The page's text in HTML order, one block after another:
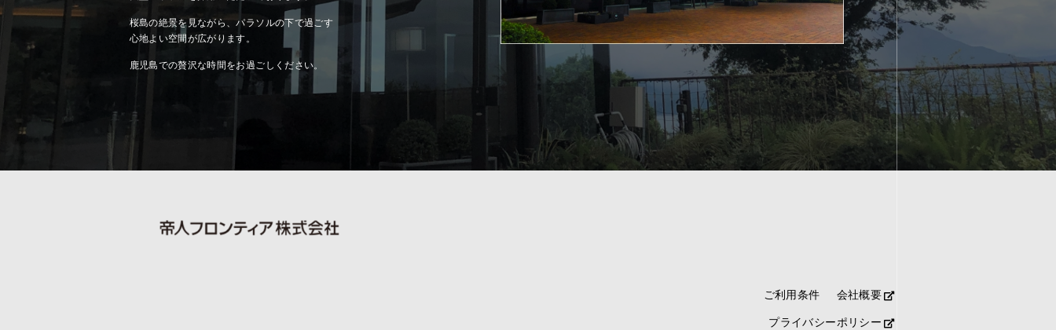
桜島の絶景を見ながら、パラソルの下で過ごす
心地よい空間が広がります。
鹿児島での贅沢な時間をお過ごしください。
ご利用条件 会社概要
プライバシーポリシー